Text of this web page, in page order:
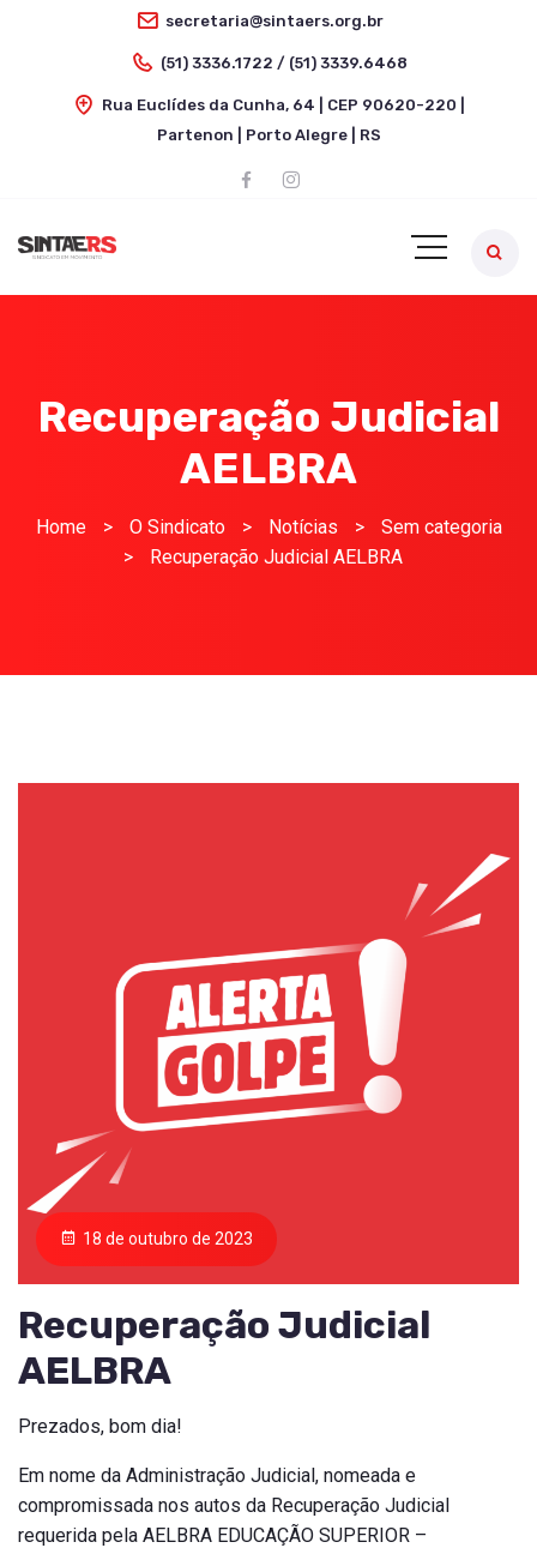
secretaria@sintaers.org.br
(51) 3336.1722 / (51) 3339.6468
Rua Euclídes da Cunha, 64 | CEP 90620-220 |
Partenon | Porto Alegre | RS
Recuperação Judicial
AELBRA
Home > O Sindicato > Notícias >
Sem categoria
>
Recuperação Judicial AELBRA
18 de outubro de 2023
Recuperação Judicial
AELBRA
Prezados, bom dia!
Em nome da Administração Judicial, nomeada e
compromissada nos autos da Recuperação Judicial
requerida pela AELBRA EDUCAÇÃO SUPERIOR –